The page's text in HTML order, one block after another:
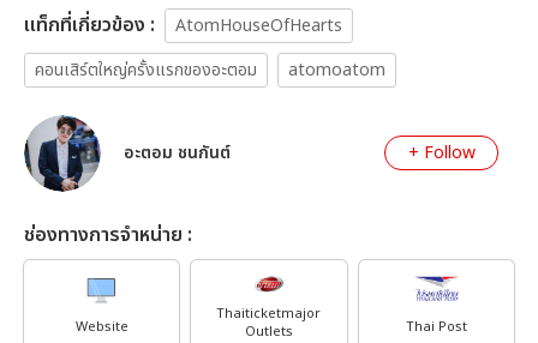
เเท็กที่เกี่ยวข้อง :
AtomHouseOfHearts
คอนเสิร์ตใหญ่ครั้งแรกของอะตอม
atomoatom
อะตอม ชนกันต์ + Follow
ช่องทางการจำหน่าย :
Website
Thaiticketmajor
Outlets
Thai Post